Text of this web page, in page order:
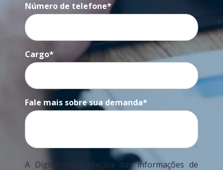
Número de telefone*
Cargo*
Fale mais sobre sua demanda*
A DigitalnetBR precisa das informações de